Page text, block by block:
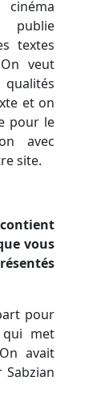
publie
textes
veut
et on
pour le
avec
site.
vous
pour
qui met
avait